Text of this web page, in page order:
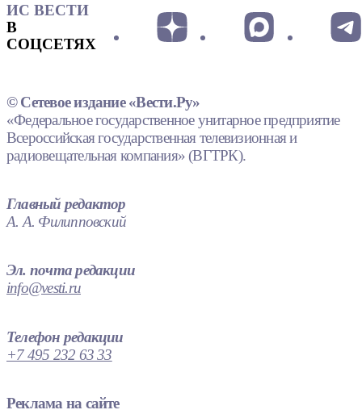
ИС ВЕСТИ
В
СОЦСЕТЯХ
© Сетевое издание «Вести.Ру»
«Федеральное государственное унитарное предприятие
Всероссийская государственная телевизионная и
радиовещательная компания» (ВГТРК).
Главный редактор
А. А. Филипповский
Эл. почта редакции
info@vesti.ru
Телефон редакции
+7 495 232 63 33
Реклама на сайте